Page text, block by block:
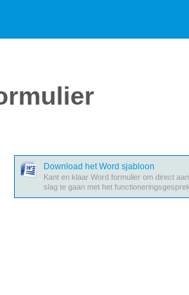
Download het Word sjabloon
Kant en klaar Word formulier om direct
slag te gaan met het